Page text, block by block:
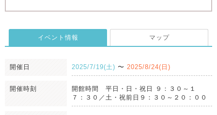
イベント情報 マップ
開催日 2025/7/19(土) 〜 2025/8/24(日)
開催時刻
開館時間 平日・日・祝日 ９：３０～１
７：３０／土・祝前日９：３０～２０：００